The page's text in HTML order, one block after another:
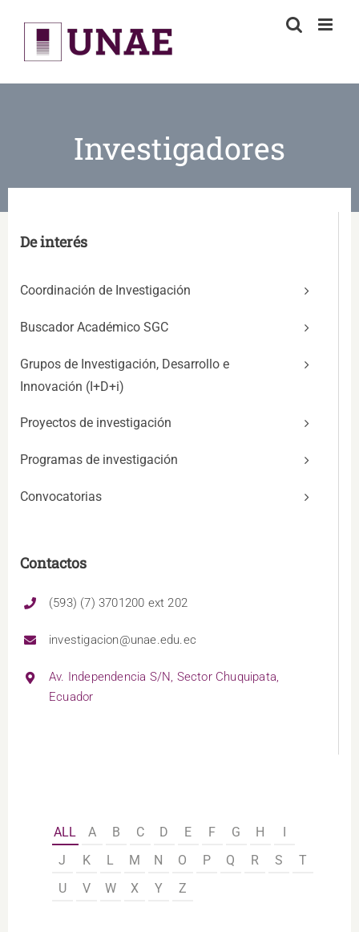
content
Investigadores
De interés
Coordinación de Investigación
Buscador Académico SGC
Grupos de Investigación, Desarrollo e
Innovación (I+D+i)
Proyectos de investigación
Programas de investigación
Convocatorias
Contactos
(593) (7) 3701200 ext 202
investigacion@unae.edu.ec
Av. Independencia S/N, Sector Chuquipata,
Ecuador
ALL A B C D E F G H
I
J
K L M N O P Q R S
T
U
V W X Y Z